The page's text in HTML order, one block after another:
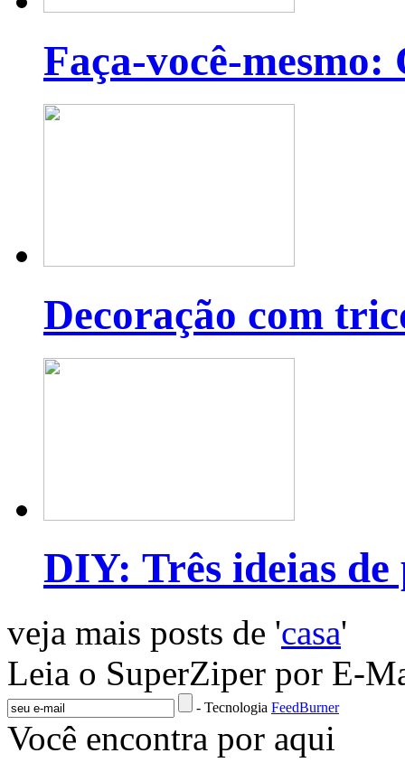
Faça-você-mesmo:
Decoração com
DIY: Três ideias de
veja mais posts de 'casa'
Leia o SuperZiper por E-
- Tecnologia FeedBurner
Você encontra por aqui